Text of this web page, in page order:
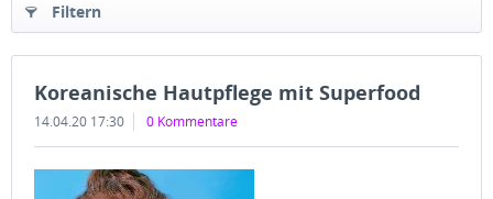
Filtern
Koreanische Hautpflege mit Superfood
14.04.20 17:30 0 Kommentare